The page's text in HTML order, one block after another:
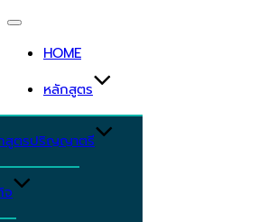
Toggle
navigation
HOME
หลักสูตร
สูตรปริญญาตรี
จ